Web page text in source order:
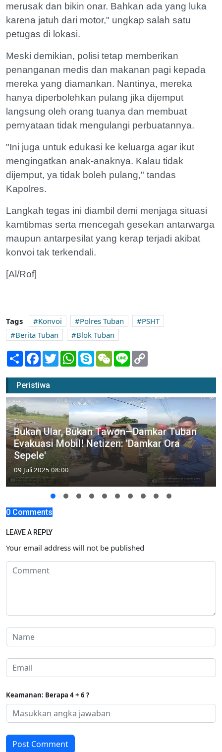
merusak dan bikin onar. Bahkan ada yang luka
karena jatuh dari motor," ungkap salah satu
petugas di lokasi.
Meski demikian, polisi tetap memberikan
penanganan medis dan makanan pagi kepada
mereka yang diamankan. Nantinya, mereka
hanya diperbolehkan pulang jika dijemput
langsung oleh orang tuanya dan membuat
pernyataan tidak mengulangi perbuatannya.
"Ini juga untuk edukasi ke keluarga agar ikut
mengingatkan anak-anaknya. Kalau tidak
dijemput, ya tidak boleh pulang," tandas
Kapolres.
Langkah tegas ini diambil demi menjaga situasi
kamtibmas serta mencegah gesekan antarwarga
maupun antarpesilat yang kerap terjadi akibat
konvoi tak terkendali.
[Al/Rof]
Tags Konvoi Polres Tuban
PSHT
Berita Tuban
Blok Tuban
Share Facebook
TwitterWhatsApp
SkypeWeChatLine
Peristiwa
Bukan Ular, Bukan Tawon—Damkar Tuban
Evakuasi Mobil! Netizen: 'Damkar Ora
Sepele'
09 Juli 2025 08:00
0 Comments
LEAVE A REPLY
Your email address will not be published
Keamanan: Berapa 4 + 6 ?
Post Comment